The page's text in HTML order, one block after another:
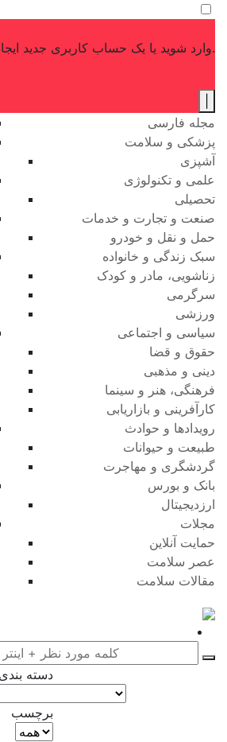
وارد شوید یا یک حساب کاربری جدید ایجاد کنید.
مجله فارسی
پزشکی و سلامت
آشپزی
علمی و تکنولوژی
تحصیلی
صنعت و تجارت و خدمات
حمل و نقل و خودرو
سبک زندگی و خانواده
زناشویی، مادر و کودک
سرگرمی
ورزشی
سیاسی و اجتماعی
حقوق و قضا
دینی و مذهبی
فرهنگی، هنر و سینما
کارآفرینی و بازاریابی
رویدادها و حوادث
طبیعت و حیوانات
گردشگری و مهاجرت
بانک و بورس
ارزدیجیتال
مجلات
حمایت آنلاین
عصر سلامت
مقالات سلامت
دسته بندی
برچسب